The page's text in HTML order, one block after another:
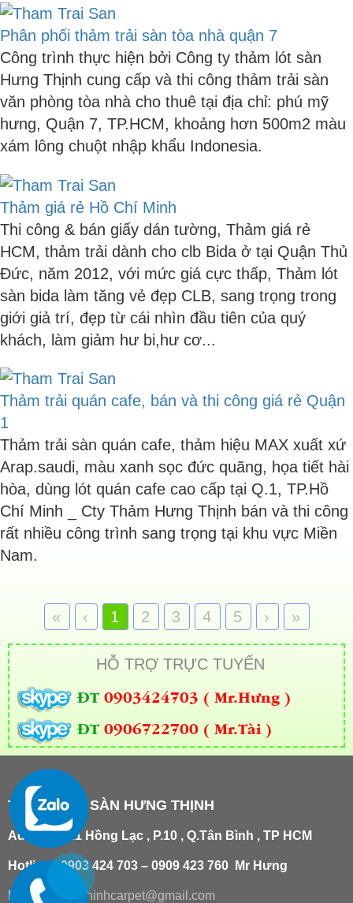
Phân phối thảm trải sàn tòa nhà quận 7
Công trình thực hiện bởi Công ty thảm lót sàn
Hưng Thịnh cung cấp và thi công thảm trải sàn
văn phòng tòa nhà cho thuê tại địa chỉ: phú mỹ
hưng, Quận 7, TP.HCM, khoảng hơn 500m2 màu
xám lông chuột nhập khẩu Indonesia.
Thảm giá rẻ Hồ Chí Minh
Thi công & bán giấy dán tường, Thảm giá rẻ
HCM, thảm trải dành cho clb Bida ở tại Quận Thủ
Đức, năm 2012, với mức giá cực thấp, Thảm lót
sàn bida làm tăng vẻ đẹp CLB, sang trọng trong
giới giả trí, đẹp từ cái nhìn đầu tiên của quý
khách, làm giảm hư bi,hư cơ...
Thảm trải quán cafe, bán và thi công giá rẻ Quận
1
Thảm trải sàn quán cafe, thảm hiệu MAX xuất xứ
Arap.saudi, màu xanh sọc đức quãng, họa tiết hài
hòa, dùng lót quán cafe cao cấp tại Q.1, TP.Hồ
Chí Minh _ Cty Thảm Hưng Thịnh bán và thi công
rất nhiều công trình sang trọng tại khu vực Miền
Nam.
« ‹ 1 2 3 4 5 › »
HỖ TRỢ TRỰC TUYẾN
ĐT 0903424703 ( Mr.Hưng )
ĐT 0906722700 ( Mr.Tài )
THẢM TRẢI SÀN HƯNG THỊNH
Add : 181/21 Hồng Lạc , P.10 , Q.Tân Bình , TP HCM
Hotline : 0903 424 703 – 0909 423 760 Mr Hưng
Email : hungthinhcarpet@gmail.com